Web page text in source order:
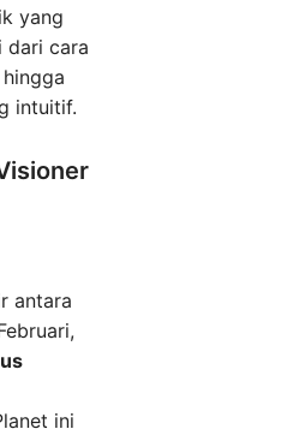
yang
dari cara
intuitif.
antara
ini